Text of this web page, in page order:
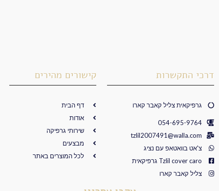
דרכי התקשרות
גרפיקאית צליל קאבר קארו
054-695-9764
tzlil2007491@walla.com
צ'אט בוואטאפ עם נציג
Tzlil cover caro גרפיקאית
צליל קאבר קארו
קישורים מהירים
דף הבית
אודות
שירותי גרפיקה
מבצעים
לכל המוצרים באתר